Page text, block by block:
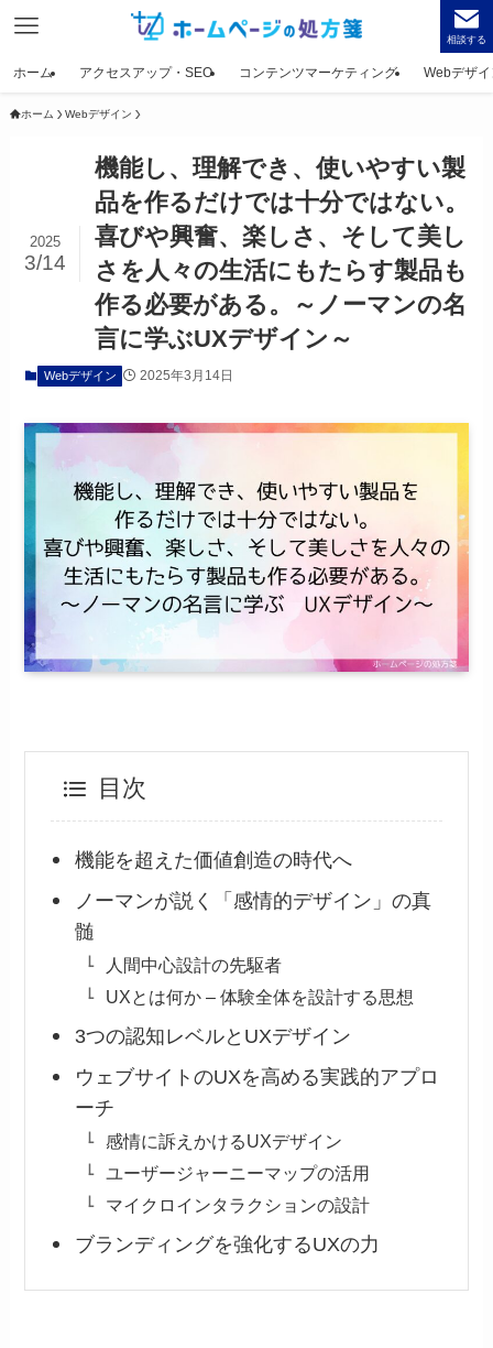
相談する
ホーム アクセスアップ・SEO コンテンツマーケティング Webデザ
ホーム Webデザイン
機能し、理解でき、使いやすい製
品を作るだけでは十分ではない。
喜びや興奮、楽しさ、そして美し
さを人々の生活にもたらす製品も
作る必要がある。～ノーマンの名
言に学ぶUXデザイン～
2025
3/14
Webデザイン 2025年3月14日
目次
機能を超えた価値創造の時代へ
ノーマンが説く「感情的デザイン」の真
髄
人間中心設計の先駆者
UXとは何か – 体験全体を設計する思想
3つの認知レベルとUXデザイン
ウェブサイトのUXを高める実践的アプロ
ーチ
感情に訴えかけるUXデザイン
ユーザージャーニーマップの活用
マイクロインタラクションの設計
ブランディングを強化するUXの力